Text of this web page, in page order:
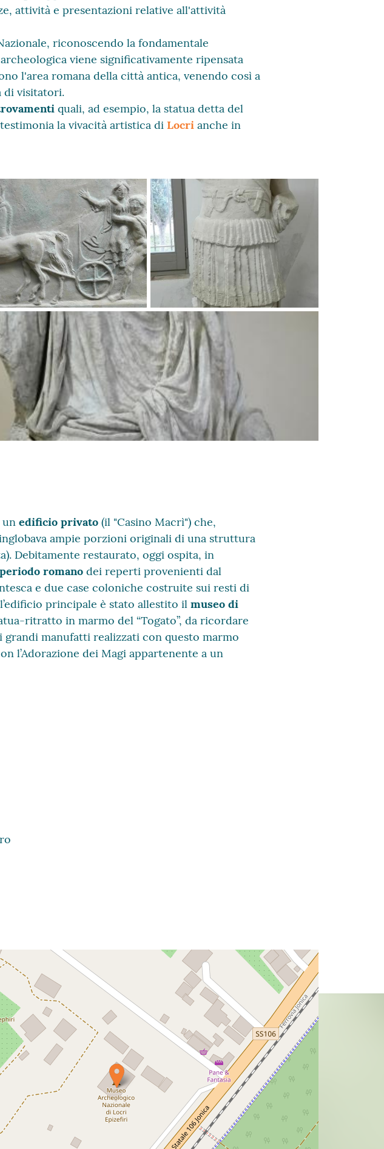
attività e presentazioni relative all'attività
riconoscendo la fondamentale
viene significativamente ripensata
l'area romana della città antica, venendo così a
di visitatori.
quali, ad esempio, la statua detta del
la vivacità artistica di Locri anche in
un edificio privato (il "Casino Macrì") che,
ampie porzioni originali di una struttura
Debitamente restaurato, oggi ospita, in
romano dei reperti provenienti dal
e due case coloniche costruite sui resti di
principale è stato allestito il museo di
ritratto in marmo del “Togato”, da ricordare
manufatti realizzati con questo marmo
l’Adorazione dei Magi appartenente a un